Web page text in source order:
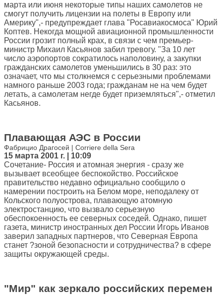
марта или июня некоторые типы наших самолетов не
смогут получить лицензии на полеты в Европу или
Америку",- предупреждает глава "Росавиакосмоса" Юрий
Коптев. Некогда мощной авиационной промышленности
России грозит полный крах, в связи с чем премьер-
министр Михаил Касьянов забил тревогу. "За 10 лет
число аэропортов сократилось наполовину, а закупки
гражданских самолетов уменьшились в 30 раз: это
означает, что мы столкнемся с серьезными проблемами
намного раньше 2003 года; гражданам не на чем будет
летать, а самолетам негде будет приземляться",- отметил
Касьянов.
Плавающая АЭС в России
Фабрицио Драгосей | Corriere della Sera
15 марта 2001 г. | 10:09
Сочетание- Россия и атомная энергия - сразу же
вызывает всеобщее беспокойство. Российское
правительство недавно официально сообщило о
намерении построить на Белом море, неподалеку от
Кольского полуострова, плавающую атомную
электростанцию, что вызвало серьезную
обеспокоенность ее северных соседей. Однако, пишет
газета, министр иностранных дел России Игорь Иванов
заверил западных партнеров, что Северная Европа
станет ?зоной безопасности и сотрудничества? в сфере
защиты окружающей среды.
"Мир" как зеркало российских перемен